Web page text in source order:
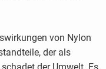
von Nylon
der als